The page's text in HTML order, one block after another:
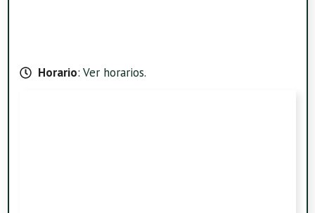
Horario: Ver horarios.